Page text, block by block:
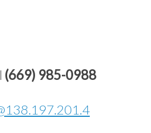
(669) 985-0988